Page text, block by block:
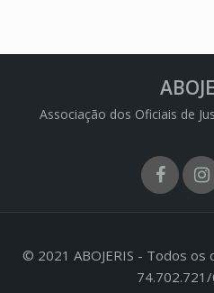
Associação dos Oficiais de
© 2021 ABOJERIS - Todos